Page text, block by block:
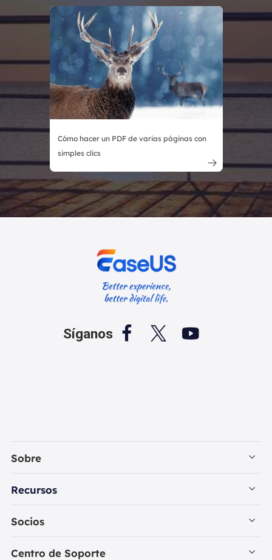
Cómo hacer un PDF de varias páginas con
simples clics

Síganos   
Sobre
Empresa
Recursos
Recuperación de Datos PC
Socios
Revendedores
Centro de Soporte